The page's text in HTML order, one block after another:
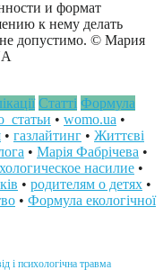
и формат
к нему делать
не допустимо. © Мария
Статті Формула
• womo.ua •
• газлайтинг • Життєві
• Марія Фабрічева •
насилие •
• родителям о детях •
• Формула екологічної
і психологічна травма